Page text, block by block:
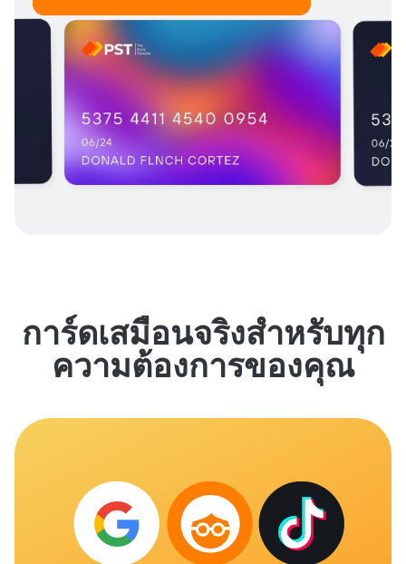
การ์ดเสมือนจริงสำหรับทุก
ความต้องการของคุณ